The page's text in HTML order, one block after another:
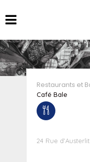
Restaurants et
Café Bale
24 Rue